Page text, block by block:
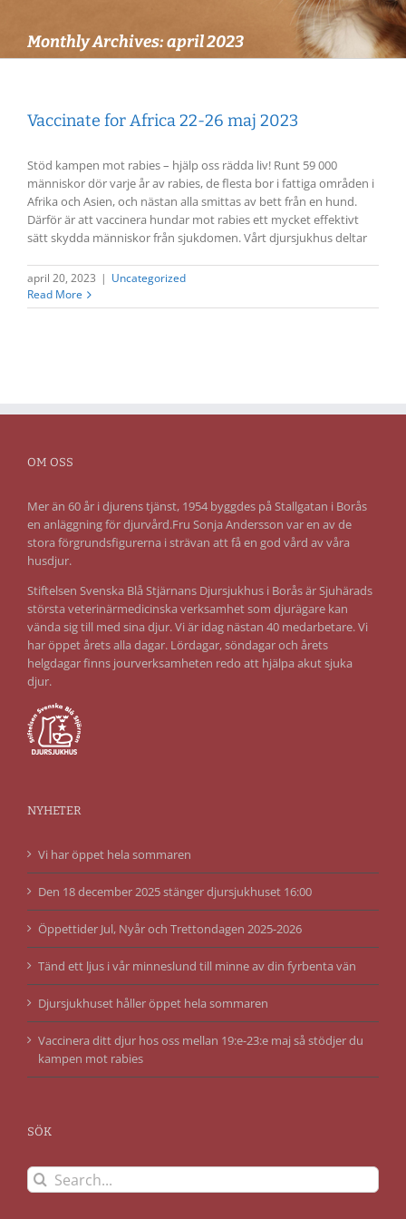
Monthly Archives:april 2023
Vaccinate for Africa 22-26 maj 2023
Stöd kampen mot rabies – hjälp oss rädda liv! Runt 59 000
människor dör varje år av rabies, de flesta bor i fattiga områden i
Afrika och Asien, och nästan alla smittas av bett från en hund.
Därför är att vaccinera hundar mot rabies ett mycket effektivt
sätt skydda människor från sjukdomen. Vårt djursjukhus deltar
april 20, 2023 | Uncategorized
Read More
OM OSS
Mer än 60 år i djurens tjänst, 1954 byggdes på Stallgatan i Borås
en anläggning för djurvård.Fru Sonja Andersson var en av de
stora förgrundsfigurerna i strävan att få en god vård av våra
husdjur.
Stiftelsen Svenska Blå Stjärnans Djursjukhus i Borås är Sjuhärads
största veterinärmedicinska verksamhet som djurägare kan
vända sig till med sina djur. Vi är idag nästan 40 medarbetare. Vi
har öppet årets alla dagar. Lördagar, söndagar och årets
helgdagar finns jourverksamheten redo att hjälpa akut sjuka
djur.
NYHETER
Vi har öppet hela sommaren
Den 18 december 2025 stänger djursjukhuset 16:00
Öppettider Jul, Nyår och Trettondagen 2025-2026
Tänd ett ljus i vår minneslund till minne av din fyrbenta vän
Djursjukhuset håller öppet hela sommaren
Vaccinera ditt djur hos oss mellan 19:e-23:e maj så stödjer du
kampen mot rabies
SÖK
Search
for: